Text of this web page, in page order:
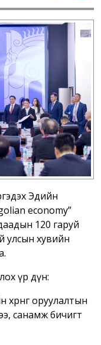
Эдийн
economy”
120 гаруй
улсын хувийн
үр дүн:
оруулалтын
санамж бичигт